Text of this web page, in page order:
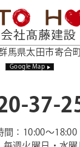
馬県太田市寄合
Google Map
37-
間：10:00～18:00